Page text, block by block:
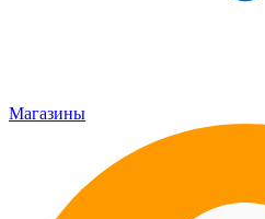
Магазины